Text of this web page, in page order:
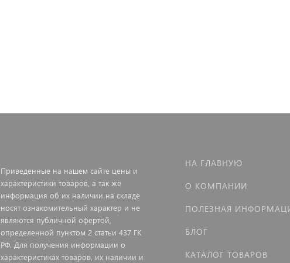
Приведенные на нашем сайте цены и
характеристики товаров, а так же
информация об их наличии на складе
носят ознакомительный характер и не
являются публичной офертой,
определенной пунктом 2 статьи 437 ГК
РФ. Для получения информации о
характеристиках товаров, их наличии и
НА ГЛАВНУЮ
О КОМПАНИИ
ПОЛЕЗНАЯ
БЛОГ
КАТАЛОГ ТОВАРОВ